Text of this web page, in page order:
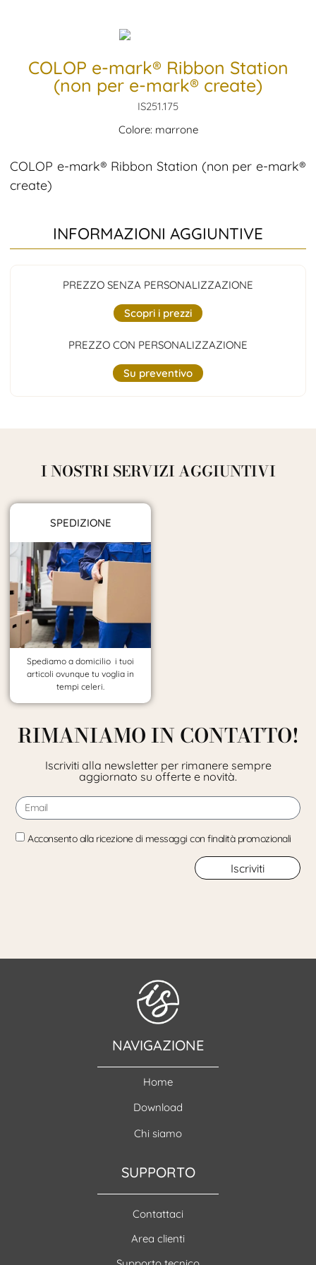
COLOP e-mark® Ribbon Station
(non per e-mark® create)
IS251.175
Colore: marrone
COLOP e-mark® Ribbon Station (non per e-mark®
create)
INFORMAZIONI AGGIUNTIVE
PREZZO SENZA PERSONALIZZAZIONE
Scopri i prezzi
PREZZO CON PERSONALIZZAZIONE
Su preventivo
I NOSTRI SERVIZI AGGIUNTIVI
SPEDIZIONE
Spediamo a domicilio i tuoi
articoli ovunque tu voglia in
tempi celeri.
RIMANIAMO IN CONTATTO!
Iscriviti alla newsletter per rimanere sempre
aggiornato su offerte e novità.
Acconsento alla ricezione di messaggi con finalità promozionali
Iscriviti
NAVIGAZIONE
Home
Download
Chi siamo
SUPPORTO
Contattaci
Area clienti